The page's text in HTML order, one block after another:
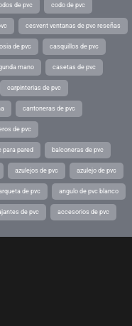
de pvc codo de pvc
cesvent ventanas de pvc reseñas
de pvc casquillos de pvc
mano casetas de pvc
carpinterias de pvc
cantoneras de pvc
de pvc
para pared balconeras de pvc
azulejos de pvc azulejo de pvc
de pvc angulo de pvc blanco
de pvc accesorios de pvc